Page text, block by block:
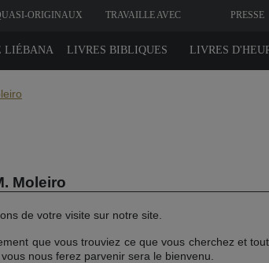
ORIGINAUX TRAVAILLE AVEC PRESSE
LIÉBANA LIVRES BIBLIQUES LIVRES
Moleiro
de votre visite sur notre site.
que vous trouviez ce que vous cherchez et
nous ferez parvenir sera le bienvenu.